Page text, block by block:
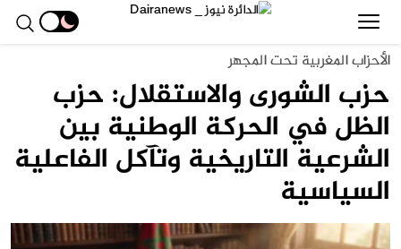
الأحزاب المغربية تحت المجهر
حزب الشورى والاستقلال: حزب
الظل في الحركة الوطنية بين
الشرعية التاريخية وتآكل الفاعلية
السياسية